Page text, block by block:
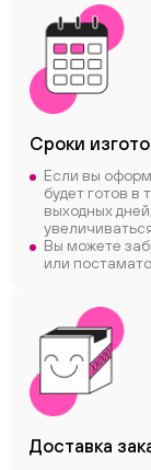
Сроки
Если вы
будет готов в
выходных
Вы можете
или
Доставка